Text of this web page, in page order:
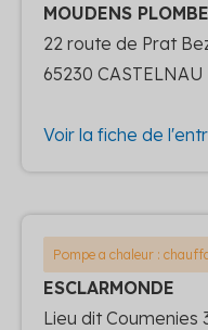
MOUDENS
22 route de Prat
65230
Voir la fiche de
Pompe a chaleur :
ESCLARMONDE
Lieu dit Coumenies